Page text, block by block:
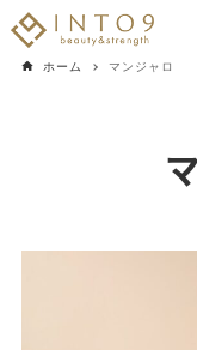
ホーム マンジャロ